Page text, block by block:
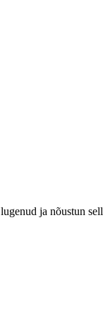
lugenud ja nõustun